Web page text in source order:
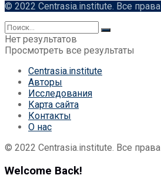
© 2022 Centrasia.institute. Все
Нет результатов
Просмотреть все результаты
Centrasia.institute
Авторы
Исследования
Карта сайта
Контакты
О нас
© 2022 Centrasia.institute. Все
Welcome Back!